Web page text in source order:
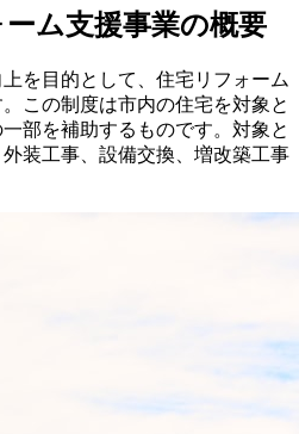
ム支援事業の概要
を目的として、住宅リフォーム
この制度は市内の住宅を対象と
部を補助するものです。対象と
装工事、設備交換、増改築工事